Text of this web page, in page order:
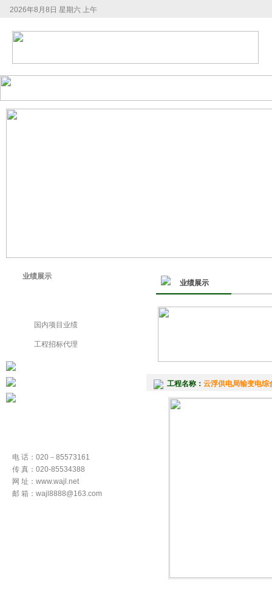
2026年8月8日 星期六 上午
业绩展示
国内项目业绩
工程招标代理
电 话：020－85573161
传 真：020-85534388
网 址：www.wajl.net
邮 箱：wajl8888@163.com
业绩展示
工程名称： 云浮供电局输变电综